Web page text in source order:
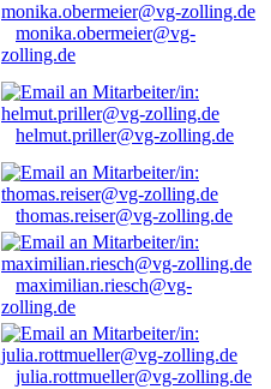
monika.obermeier@vg-
zolling.de
helmut.priller@vg-zolling.de
thomas.reiser@vg-zolling.de
maximilian.riesch@vg-
zolling.de
julia.rottmueller@vg-zolling.de